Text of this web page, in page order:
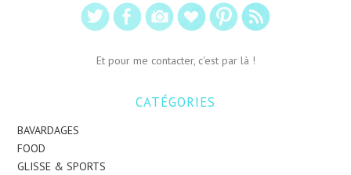
Et pour me contacter, c'est par là !
CATÉGORIES
BAVARDAGES
FOOD
GLISSE & SPORTS